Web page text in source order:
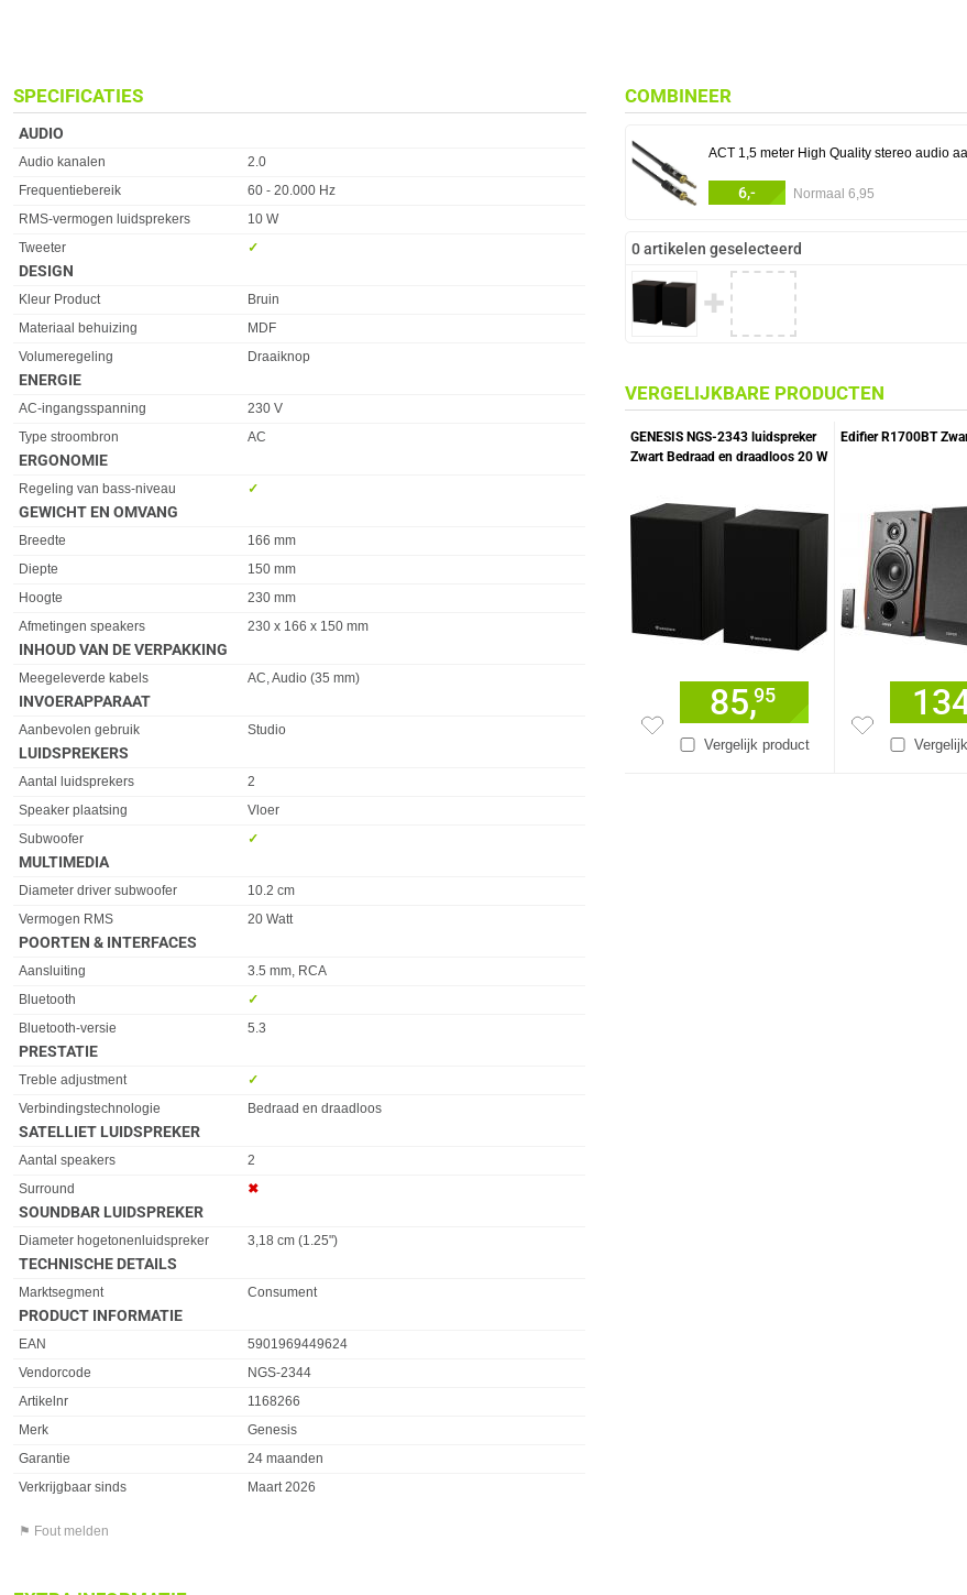
SPECIFICATIES
AUDIO
Eigenschap Waarde
Audio kanalen
2.0
Frequentiebereik
60 - 20.000 Hz
RMS-vermogen luidsprekers
10 W
Tweeter
✓︎
DESIGN
Eigenschap Waarde
Kleur Product
Bruin
Materiaal behuizing
MDF
Volumeregeling
Draaiknop
ENERGIE
Eigenschap Waarde
AC-ingangsspanning
230 V
Type stroombron
AC
ERGONOMIE
Eigenschap Waarde
Regeling van bass-niveau ✓︎
GEWICHT EN OMVANG
Eigenschap
Breedte
166 mm
Diepte
150 mm
Hoogte
230 mm
Afmetingen speakers
230 x 166 x 150 mm
INHOUD VAN DE VERPAKKING
Eigenschap Waarde
Meegeleverde kabels AC, Audio (35 mm)
INVOERAPPARAAT
Eigenschap Waarde
Aanbevolen gebruik Studio
LUIDSPREKERS
Eigenschap Waarde
Aantal luidsprekers
2
Speaker plaatsing
Vloer
Subwoofer
✓︎
MULTIMEDIA
Eigenschap Waarde
Diameter driver subwoofer
10.2 cm
Vermogen RMS
20 Watt
POORTEN & INTERFACES
Eigenschap
Aansluiting
3.5 mm, RCA
Bluetooth
✓︎
Bluetooth-versie
5.3
PRESTATIE
Eigenschap Waarde
Treble adjustment
✓︎
Verbindingstechnologie
Bedraad en draadloos
SATELLIET LUIDSPREKER
Eigenschap Waarde
Aantal speakers
2
Surround
✖︎
SOUNDBAR LUIDSPREKER
Eigenschap Waarde
Diameter hogetonenluidspreker 3,18 cm (1.25")
TECHNISCHE DETAILS
Eigenschap Waarde
Marktsegment Consument
PRODUCT INFORMATIE
EAN
5901969449624
Vendorcode
NGS-2344
Artikelnr
1168266
Merk
Genesis
Garantie
24 maanden
Verkrijgbaar sinds
Maart 2026
⚑ Fout melden
COMBINEER
ACT 1,5 meter High Quality stereo audio
6,- Normaal 6,95
0 artikelen geselecteerd
✚
VERGELIJKBARE PRODUCTEN
GENESIS NGS-2343 luidspreker
Zwart Bedraad en draadloos 20 W
Vergelijk product
85,95
Edifier R1700BT